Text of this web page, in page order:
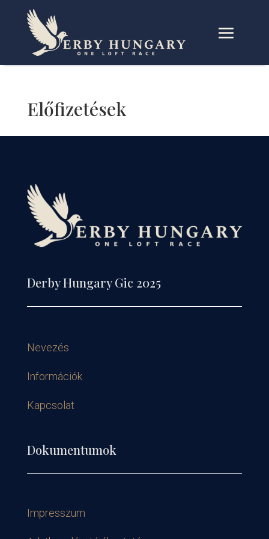
Előfizetések
Derby Hungary Gic 2025
Nevezés
Információk
Kapcsolat
Dokumentumok
Impresszum